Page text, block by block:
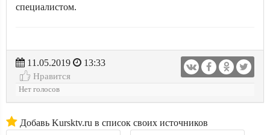
специалистом.
11.05.2019
13:33
Нравится
Нет голосов
Добавь Kursktv.ru в список своих источников